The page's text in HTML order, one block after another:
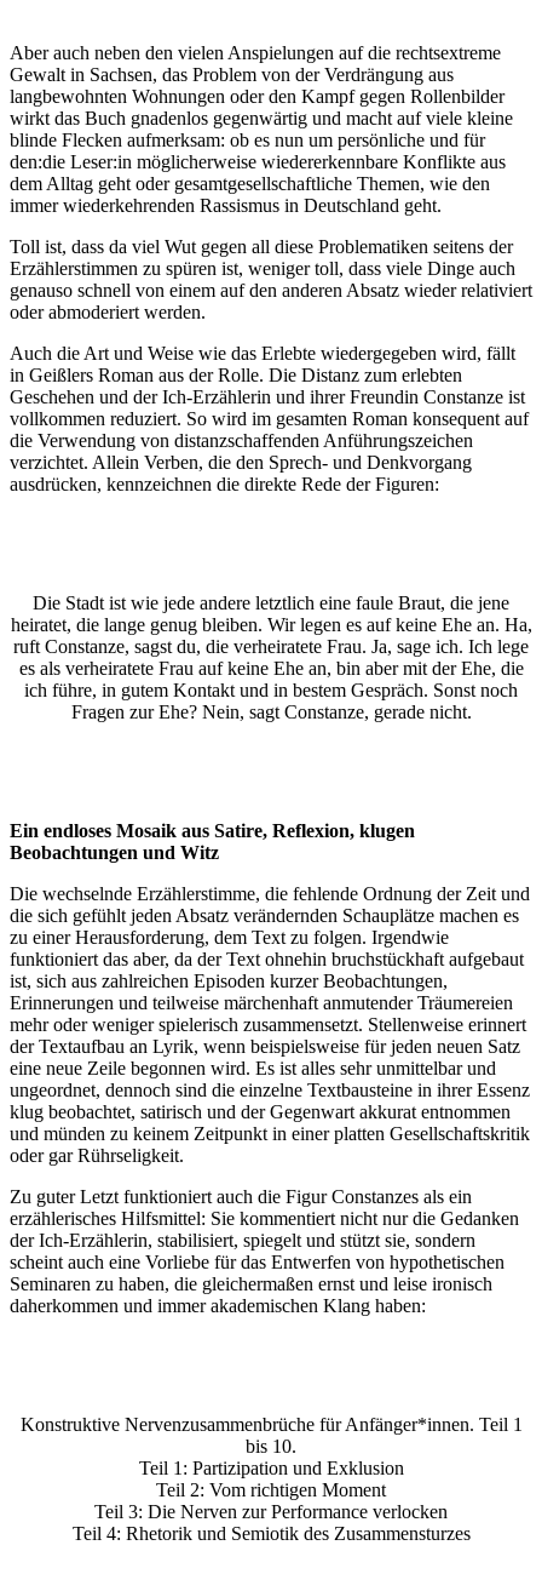
Aber auch neben den vielen Anspielungen auf die rechtsextreme
Gewalt in Sachsen, das Problem von der Verdrängung aus
langbewohnten Wohnungen oder den Kampf gegen Rollenbilder
wirkt das Buch gnadenlos gegenwärtig und macht auf viele kleine
blinde Flecken aufmerksam: ob es nun um persönliche und für
den:die Leser:in möglicherweise wiedererkennbare Konflikte aus
dem Alltag geht oder gesamtgesellschaftliche Themen, wie den
immer wiederkehrenden Rassismus in Deutschland geht.
Toll ist, dass da viel Wut gegen all diese Problematiken seitens der
Erzählerstimmen zu spüren ist, weniger toll, dass viele Dinge auch
genauso schnell von einem auf den anderen Absatz wieder relativiert
oder abmoderiert werden.
Auch die Art und Weise wie das Erlebte wiedergegeben wird, fällt
in Geißlers Roman aus der Rolle. Die Distanz zum erlebten
Geschehen und der Ich-Erzählerin und ihrer Freundin Constanze ist
vollkommen reduziert. So wird im gesamten Roman konsequent auf
die Verwendung von distanzschaffenden Anführungszeichen
verzichtet. Allein Verben, die den Sprech- und Denkvorgang
ausdrücken, kennzeichnen die direkte Rede der Figuren:
Die Stadt ist wie jede andere letztlich eine faule Braut, die jene
heiratet, die lange genug bleiben. Wir legen es auf keine Ehe an. Ha,
ruft Constanze, sagst du, die verheiratete Frau. Ja, sage ich. Ich lege
es als verheiratete Frau auf keine Ehe an, bin aber mit der Ehe, die
ich führe, in gutem Kontakt und in bestem Gespräch. Sonst noch
Fragen zur Ehe? Nein, sagt Constanze, gerade nicht.
Ein endloses Mosaik aus Satire, Reflexion, klugen
Beobachtungen und Witz
Die wechselnde Erzählerstimme, die fehlende Ordnung der Zeit und
die sich gefühlt jeden Absatz verändernden Schauplätze machen es
zu einer Herausforderung, dem Text zu folgen. Irgendwie
funktioniert das aber, da der Text ohnehin bruchstückhaft aufgebaut
ist, sich aus zahlreichen Episoden kurzer Beobachtungen,
Erinnerungen und teilweise märchenhaft anmutender Träumereien
mehr oder weniger spielerisch zusammensetzt. Stellenweise erinnert
der Textaufbau an Lyrik, wenn beispielsweise für jeden neuen Satz
eine neue Zeile begonnen wird. Es ist alles sehr unmittelbar und
ungeordnet, dennoch sind die einzelne Textbausteine in ihrer Essenz
klug beobachtet, satirisch und der Gegenwart akkurat entnommen
und münden zu keinem Zeitpunkt in einer platten Gesellschaftskritik
oder gar Rührseligkeit.
Zu guter Letzt funktioniert auch die Figur Constanzes als ein
erzählerisches Hilfsmittel: Sie kommentiert nicht nur die Gedanken
der Ich-Erzählerin, stabilisiert, spiegelt und stützt sie, sondern
scheint auch eine Vorliebe für das Entwerfen von hypothetischen
Seminaren zu haben, die gleichermaßen ernst und leise ironisch
daherkommen und immer akademischen Klang haben:
Konstruktive Nervenzusammenbrüche für Anfänger*innen. Teil 1
bis 10.
Teil 1: Partizipation und Exklusion
Teil 2: Vom richtigen Moment
Teil 3: Die Nerven zur Performance verlocken
Teil 4: Rhetorik und Semiotik des Zusammensturzes